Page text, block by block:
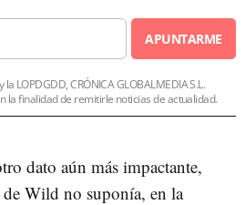
APUNTARME
LOPDGDD, CRÓNICA GLOBALMEDIA S.L.
la finalidad de remitirle noticias de actualidad.
dato aún más impactante,
Wild no suponía, en la